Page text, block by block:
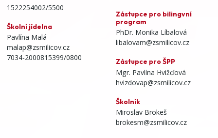
1522254002/5500
Školní jídelna
Pavlína Malá
malap@zsmilicov.cz
7034-2000815399/0800
Zástupce pro bilingvní
program
PhDr. Monika Líbalová
libalovam@zsmilicov.cz
Zástupce pro ŠPP
Mgr. Pavlína Hvižďová
hvizdovap@zsmilicov.cz
Školník
Miroslav Brokeš
brokesm@zsmilicov.cz